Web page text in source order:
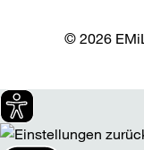
© 2026